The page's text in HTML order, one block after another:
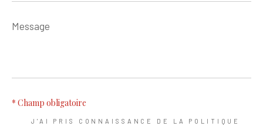
Message
*
J'AI PRIS CONNAISSANCE DE LA POLITIQUE
* Champ obligatoire